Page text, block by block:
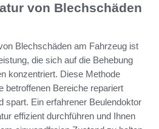
von Blechschäden
Blechschäden am Fahrzeug ist
die sich auf die Behebung
konzentriert. Diese Methode
betroffenen Bereiche repariert
spart. Ein erfahrener Beulendoktor
effizient durchführen und Ihnen